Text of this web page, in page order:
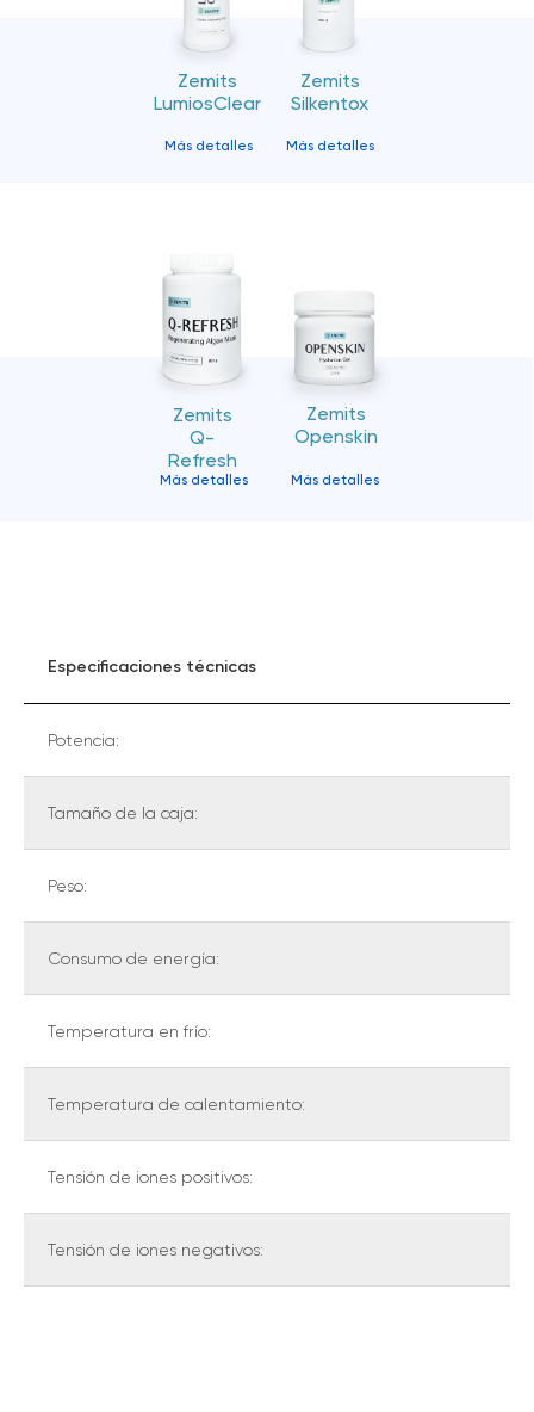
Más detalles
Zemits
Silkentox
Más detalles
Zemits
LumiosClear
Más detalles
Zemits
Q-
Refresh
Más detalles
Zemits
Openskin
Especificaciones técnicas
Potencia:
Tamaño de la caja:
Peso:
Consumo de energía:
Temperatura en frío:
Temperatura de calentamiento:
Tensión de iones positivos:
Tensión de iones negativos: